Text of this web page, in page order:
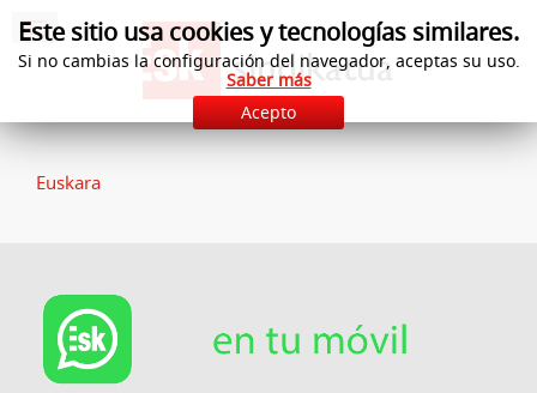
Euskara
Este sitio usa cookies y tecnologías similares.
Si no cambias la configuración del navegador, aceptas su uso.
Saber más
Acepto